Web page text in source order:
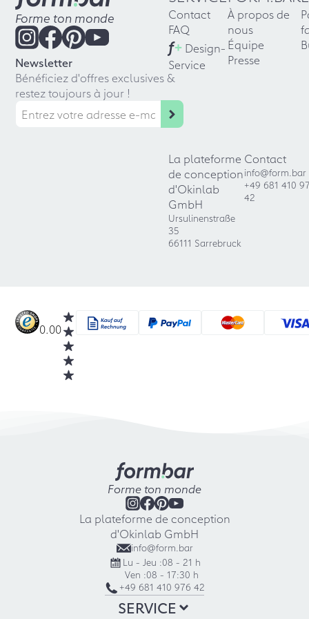
Forme ton monde
Newsletter
Bénéficiez d'offres exclusives &
restez toujours à jour !
Contact
FAQ
f+ Design-
Service
À propos de
nous
Équipe
Presse
La plateforme
de conception
d'Okinlab
GmbH
Ursulinenstraße
35
66111 Sarrebruck
Contact
info@form.bar
+49 681 410
42
0.00
Forme ton monde
La plateforme de conception
d'Okinlab GmbH
info@form.bar
Lu - Jeu :08 - 21 h
Ven :08 - 17:30 h
+49 681 410 976 42
SERVICE